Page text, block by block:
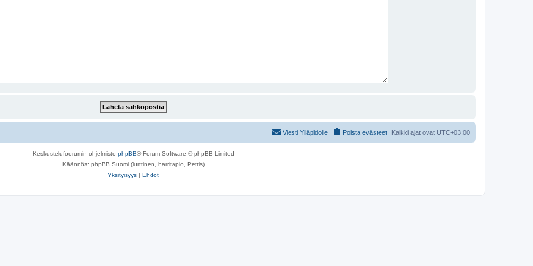
Kaikki ajat ovat UTC+03:00
Poista evästeet
Viesti Ylläpidolle
Keskustelufoorumin ohjelmisto phpBB® Forum Software © phpBB Limited
Käännös: phpBB Suomi (lurttinen, harritapio, Pettis)
Yksityisyys | Ehdot